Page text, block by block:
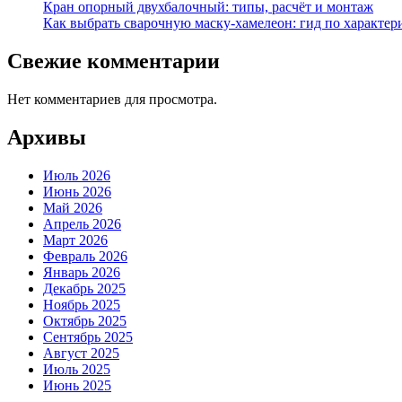
Кран опорный двухбалочный: типы, расчёт и монтаж
Как выбрать сварочную маску-хамелеон: гид по
Свежие комментарии
Нет комментариев для просмотра.
Архивы
Июль 2026
Июнь 2026
Май 2026
Апрель 2026
Март 2026
Февраль 2026
Январь 2026
Декабрь 2025
Ноябрь 2025
Октябрь 2025
Сентябрь 2025
Август 2025
Июль 2025
Июнь 2025